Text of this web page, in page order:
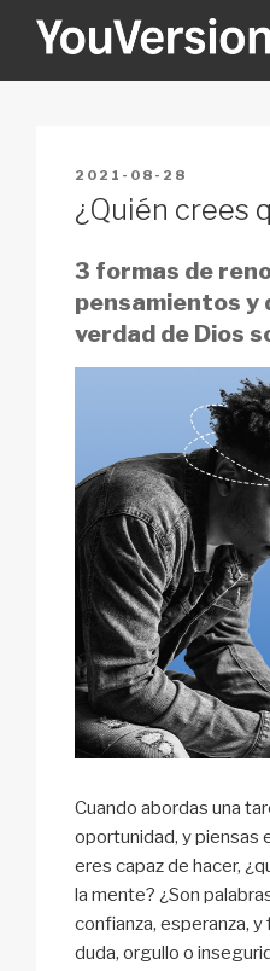
YOUVERSION
POSTED
ON
2021-08-28
¿Quién crees
3 formas de
pensamientos y
verdad de Dios
Cuando abordas una
oportunidad, y piensas
eres capaz de hacer,
la mente? ¿Son
confianza, esperanza,
duda, orgullo o